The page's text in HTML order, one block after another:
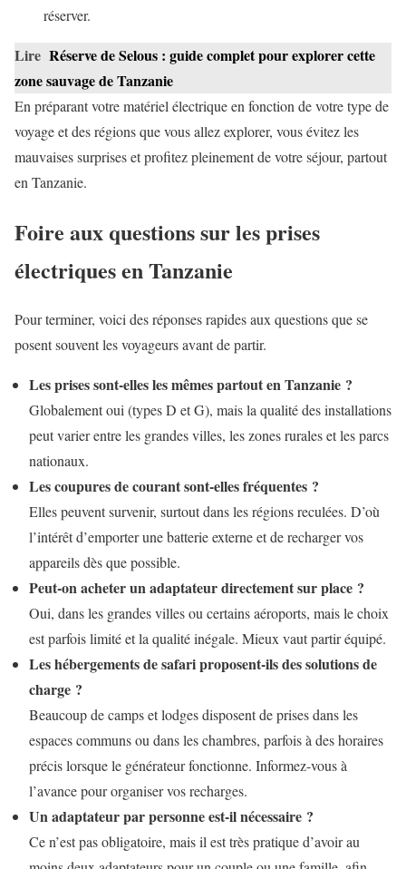
réserver.
Lire Réserve de Selous : guide complet pour explorer cette
zone sauvage de Tanzanie
En préparant votre matériel électrique en fonction de votre type de
voyage et des régions que vous allez explorer, vous évitez les
mauvaises surprises et profitez pleinement de votre séjour, partout
en Tanzanie.
Foire aux questions sur les prises
électriques en Tanzanie
Pour terminer, voici des réponses rapides aux questions que se
posent souvent les voyageurs avant de partir.
Les prises sont-elles les mêmes partout en Tanzanie ?
Globalement oui (types D et G), mais la qualité des installations
peut varier entre les grandes villes, les zones rurales et les parcs
nationaux.
Les coupures de courant sont-elles fréquentes ?
Elles peuvent survenir, surtout dans les régions reculées. D’où
l’intérêt d’emporter une batterie externe et de recharger vos
appareils dès que possible.
Peut-on acheter un adaptateur directement sur place ?
Oui, dans les grandes villes ou certains aéroports, mais le choix
est parfois limité et la qualité inégale. Mieux vaut partir équipé.
Les hébergements de safari proposent-ils des solutions de
charge ?
Beaucoup de camps et lodges disposent de prises dans les
espaces communs ou dans les chambres, parfois à des horaires
précis lorsque le générateur fonctionne. Informez-vous à
l’avance pour organiser vos recharges.
Un adaptateur par personne est-il nécessaire ?
Ce n’est pas obligatoire, mais il est très pratique d’avoir au